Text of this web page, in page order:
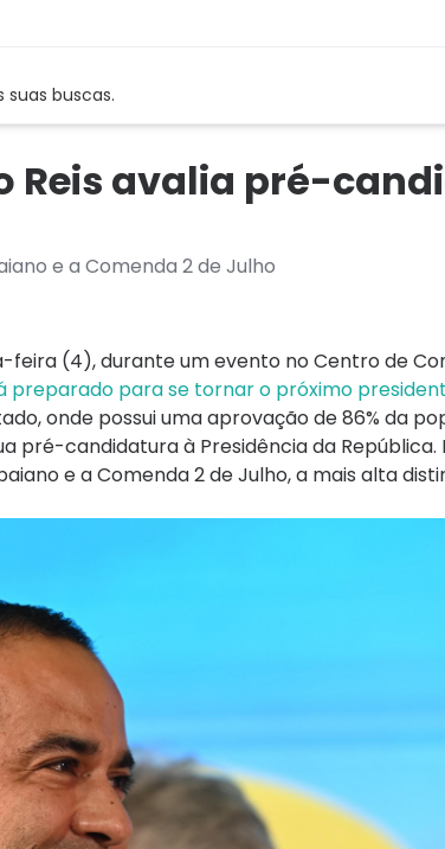
suas buscas.
Reis avalia pré-
e a Comenda 2 de Julho
feira (4), durante um evento no Centro de
preparado para se tornar o próximo
onde possui uma aprovação de 86% da
pré-candidatura à Presidência da República.
e a Comenda 2 de Julho, a mais alta